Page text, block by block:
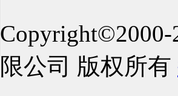
限公司 版权所有